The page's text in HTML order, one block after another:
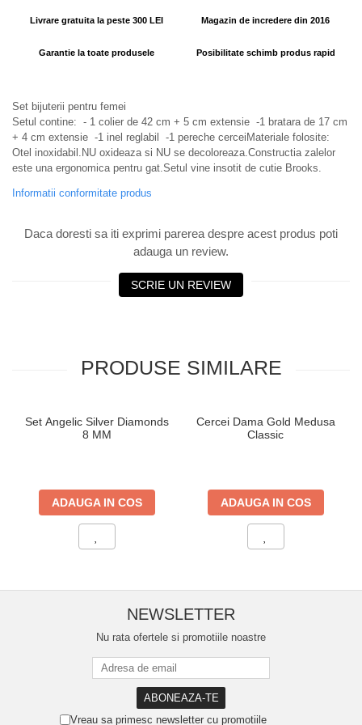
Livrare gratuita la peste 300 LEI Magazin de incredere din 2016
Garantie la toate produsele Posibilitate schimb produs rapid
Set bijuterii pentru femei
Setul contine: - 1 colier de 42 cm + 5 cm extensie -1 bratara de 17 cm
+ 4 cm extensie -1 inel reglabil -1 pereche cerceiMateriale folosite:
Otel inoxidabil.NU oxideaza si NU se decoloreaza.Constructia zalelor
este una ergonomica pentru gat.Setul vine insotit de cutie Brooks.
Informatii conformitate produs
Daca doresti sa iti exprimi parerea despre acest produs poti
adauga un review.
SCRIE UN REVIEW
PRODUSE SIMILARE
Set Angelic Silver Diamonds
8 MM
ADAUGA IN COS
Cercei Dama Gold Medusa
Classic
ADAUGA IN COS
NEWSLETTER
Nu rata ofertele si promotiile noastre
Vreau sa primesc newsletter cu promotiile